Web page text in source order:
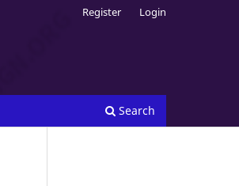
Search
Register Login